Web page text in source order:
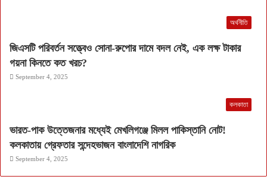
অর্থনীতি
জিএসটি পরিবর্তন সত্ত্বেও সোনা-রুপোর দামে বদল নেই, এক লক্ষ টাকার
গয়না কিনতে কত খরচ?
September 4, 2025
কলকাতা
ভারত-পাক উত্তেজনার মধ্যেই মেখলিগঞ্জে মিলল পাকিস্তানি নোট!
কলকাতায় গ্রেফতার সন্দেহভাজন বাংলাদেশি নাগরিক
September 4, 2025